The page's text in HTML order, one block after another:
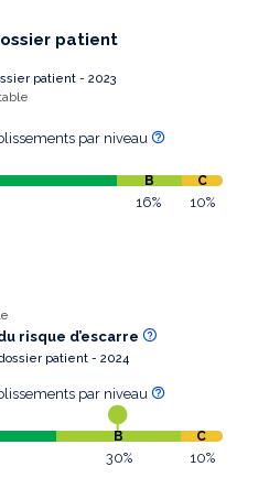
patient
patient - 2023
par niveau
B C
16% 10%
risque d’escarre
dossier patient - 2024
par niveau
B C
30% 10%